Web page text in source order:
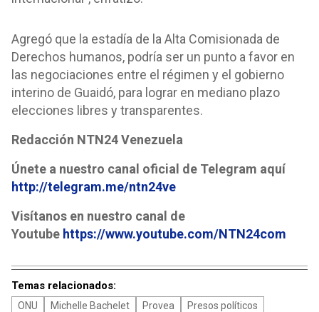
Agregó que la estadía de la Alta Comisionada de
Derechos humanos, podría ser un punto a favor en
las negociaciones entre el régimen y el gobierno
interino de Guaidó, para lograr en mediano plazo
elecciones libres y transparentes.
Redacción NTN24 Venezuela
Únete a nuestro canal oficial de Telegram aquí
http://telegram.me/ntn24ve
Visítanos en nuestro canal de
Youtube https://www.youtube.com/NTN24com
Temas relacionados:
ONU Michelle Bachelet Provea
Presos políticos